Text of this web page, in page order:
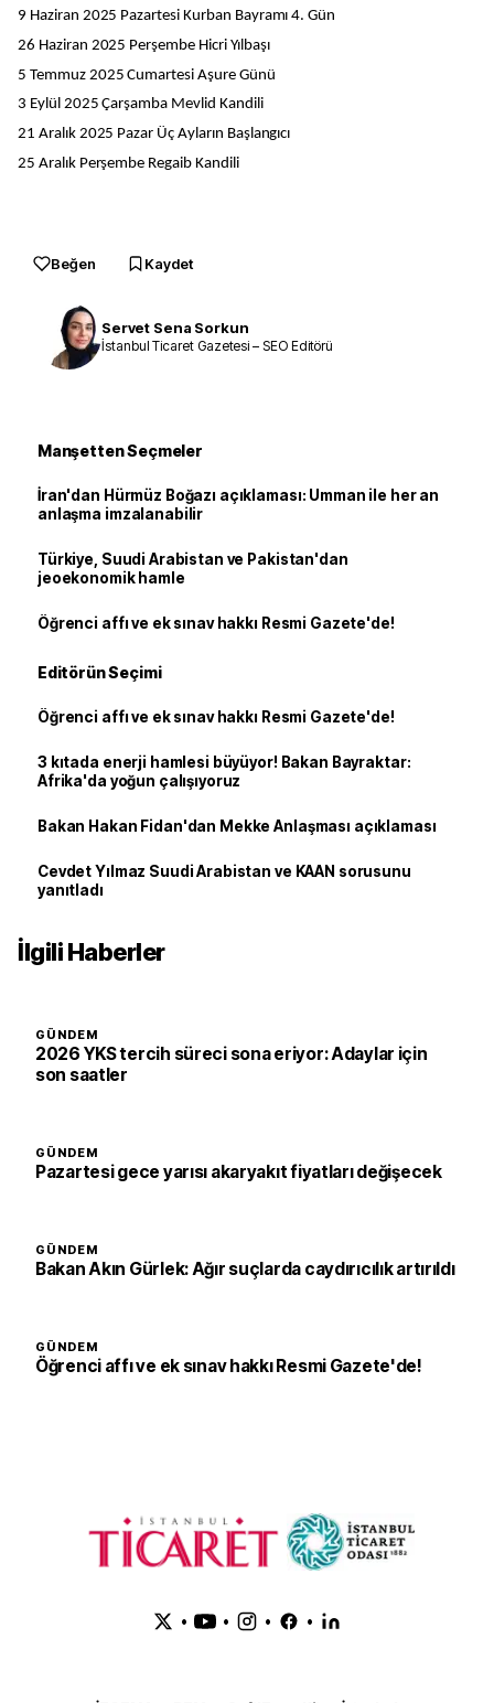
9 Haziran 2025 Pazartesi Kurban Bayramı 4. Gün
26 Haziran 2025 Perşembe Hicri Yılbaşı
5 Temmuz 2025 Cumartesi Aşure Günü
3 Eylül 2025 Çarşamba Mevlid Kandili
21 Aralık 2025 Pazar Üç Ayların Başlangıcı
25 Aralık Perşembe Regaib Kandili
Beğen Kaydet
Servet Sena Sorkun
İstanbul Ticaret Gazetesi – SEO Editörü
Manşetten Seçmeler
İran'dan Hürmüz Boğazı açıklaması: Umman ile her an
anlaşma imzalanabilir
Türkiye, Suudi Arabistan ve Pakistan'dan
jeoekonomik hamle
Öğrenci affı ve ek sınav hakkı Resmi Gazete'de!
Editörün Seçimi
Öğrenci affı ve ek sınav hakkı Resmi Gazete'de!
3 kıtada enerji hamlesi büyüyor! Bakan Bayraktar:
Afrika'da yoğun çalışıyoruz
Bakan Hakan Fidan'dan Mekke Anlaşması açıklaması
Cevdet Yılmaz Suudi Arabistan ve KAAN sorusunu
yanıtladı
İlgili Haberler
GÜNDEM
2026 YKS tercih süreci sona eriyor: Adaylar için
son saatler
GÜNDEM
Pazartesi gece yarısı akaryakıt fiyatları değişecek
GÜNDEM
Bakan Akın Gürlek: Ağır suçlarda caydırıcılık artırıldı
GÜNDEM
Öğrenci affı ve ek sınav hakkı Resmi Gazete'de!
• • • •